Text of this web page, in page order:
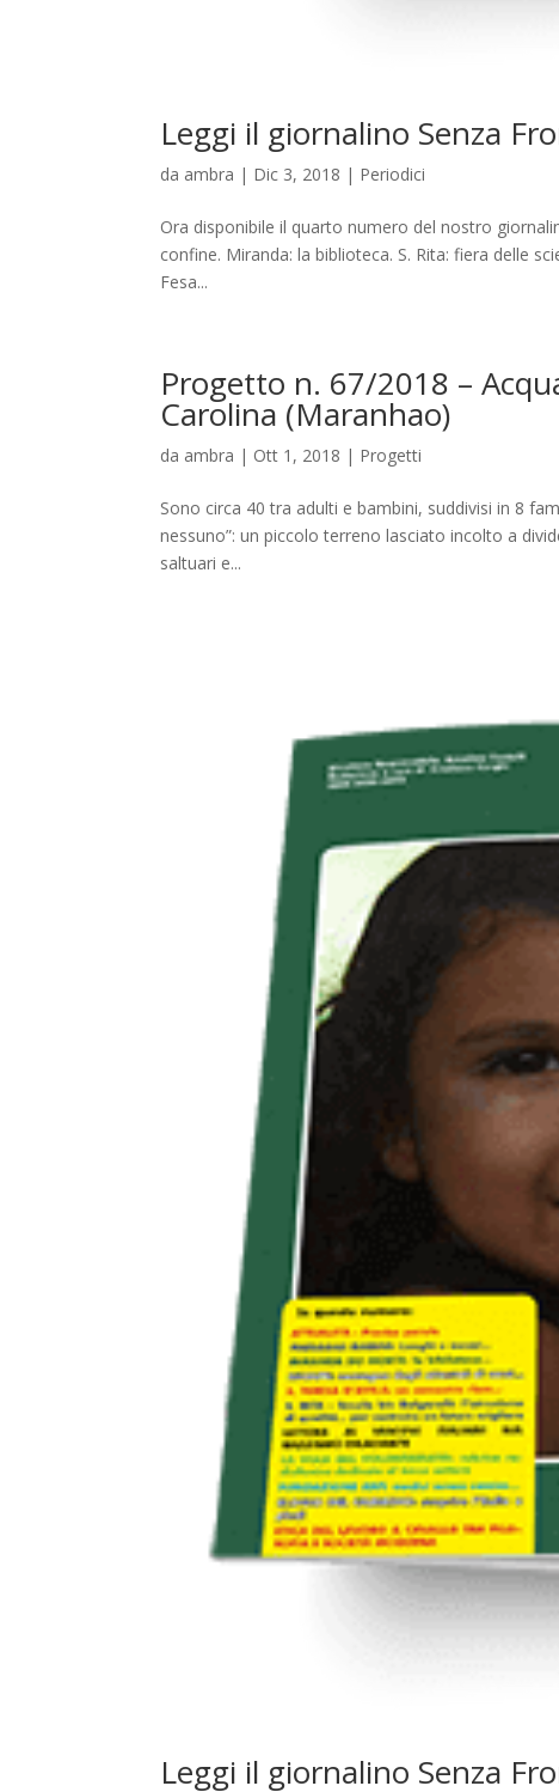
Leggi il giornalino Senza
da ambra | Dic 3, 2018 | Periodici
Ora disponibile il quarto numero del nostro
confine. Miranda: la biblioteca. S. Rita: fiera delle
Fesa...
Progetto n. 67/2018 –
Carolina (Maranhao)
da ambra | Ott 1, 2018 | Progetti
Sono circa 40 tra adulti e bambini, suddivisi in 8
nessuno”: un piccolo terreno lasciato incolto a
saltuari e...
Leggi il giornalino Senza